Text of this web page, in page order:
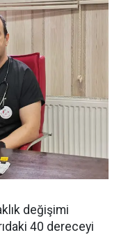
değişimi
40 dereceyi